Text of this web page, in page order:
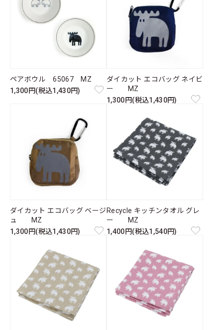
ペアボウル 65067 MZ
1,300円(税込1,430円)
ダイカット エコバッグ ネイビ
ー MZ
1,300円(税込1,430円)
ダイカット エコバッグ ベージ
ュ MZ
1,300円(税込1,430円)
Recycle キッチンタオル グレ
ー MZ
1,400円(税込1,540円)